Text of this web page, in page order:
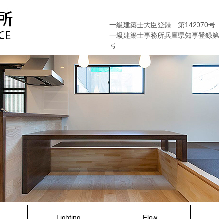
一級建築士大臣登録 第142070号
一級建築士事務所兵庫県知事登録
号
Lighting Flow